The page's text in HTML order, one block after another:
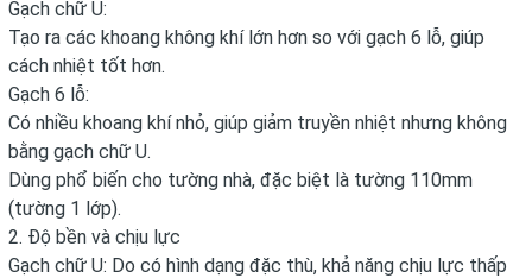
Gạch chữ U:
Tạo ra các khoang không khí lớn hơn so với gạch 6 lỗ, giúp
cách nhiệt tốt hơn.
Gạch 6 lỗ:
Có nhiều khoang khí nhỏ, giúp giảm truyền nhiệt nhưng không
bằng gạch chữ U.
Dùng phổ biến cho tường nhà, đặc biệt là tường 110mm
(tường 1 lớp).
2. Độ bền và chịu lực
Gạch chữ U: Do có hình dạng đặc thù, khả năng chịu lực thấp